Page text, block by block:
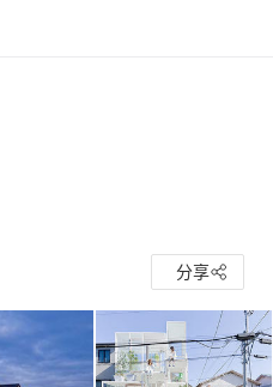
分享